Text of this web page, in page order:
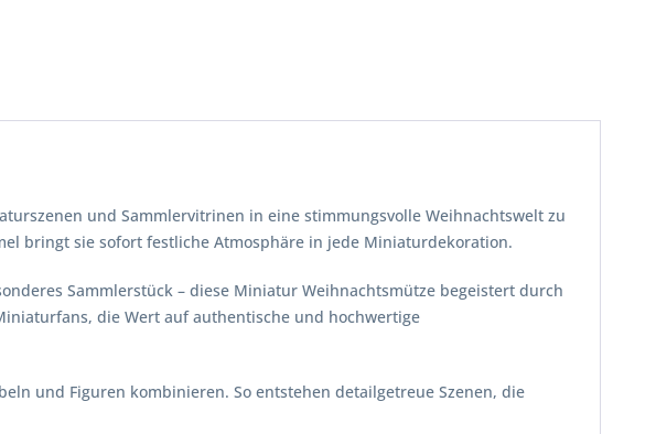
und Sammlervitrinen in eine stimmungsvolle Weihnachtswelt zu
bringt sie sofort festliche Atmosphäre in jede Miniaturdekoration.
Sammlerstück – diese Miniatur Weihnachtsmütze begeistert durch
die Wert auf authentische und hochwertige
und Figuren kombinieren. So entstehen detailgetreue Szenen, die